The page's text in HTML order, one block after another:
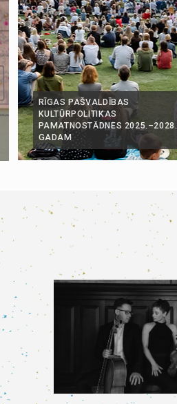
RĪGAS PAŠVALDĪBAS
KULTŪRPOLITIKAS
PAMATNOSTĀDNES 2025.–2028.
GADAM